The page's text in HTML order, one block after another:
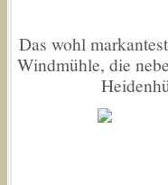
Das wohl
Windmühle, die